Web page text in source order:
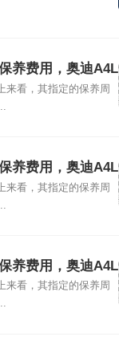
养费用，奥迪A4L
来看，其指定的保养周
养费用，奥迪A4L
来看，其指定的保养周
养费用，奥迪A4L
来看，其指定的保养周